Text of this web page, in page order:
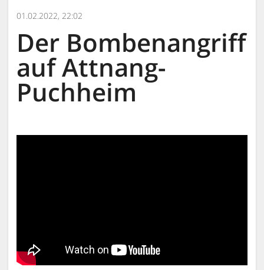
01.02.2022, 22:02
Der Bombenangriff
auf Attnang-
Puchheim